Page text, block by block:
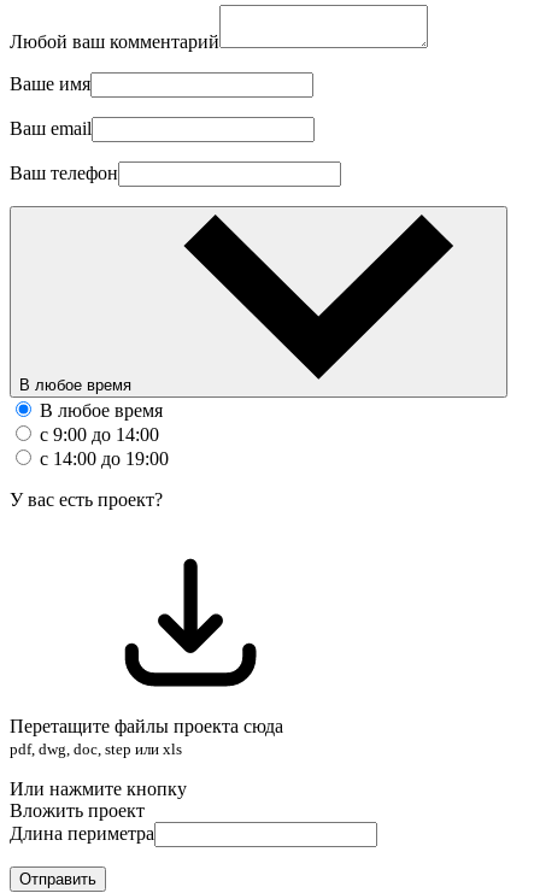
Любой ваш комментарий
Ваше имя
Ваш email
Ваш телефон
В любое время
В любое время
с 9:00 до 14:00
с 14:00 до 19:00
У вас есть проект?
Перетащите файлы проекта сюда
pdf, dwg, doc, step или xls
Или нажмите кнопку
Вложить проект
Длина периметра
Отправить